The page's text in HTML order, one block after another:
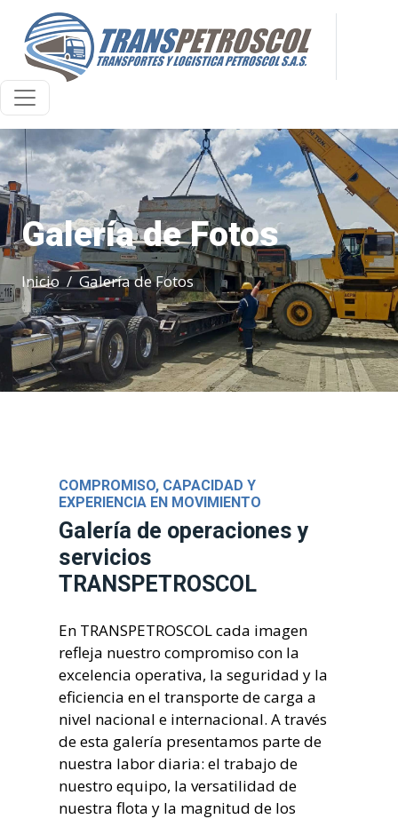
Galería de Fotos
Inicio Galería de Fotos
COMPROMISO, CAPACIDAD Y
EXPERIENCIA EN MOVIMIENTO
Galería de operaciones y
servicios
TRANSPETROSCOL
En TRANSPETROSCOL cada imagen
refleja nuestro compromiso con la
excelencia operativa, la seguridad y la
eficiencia en el transporte de carga a
nivel nacional e internacional. A través
de esta galería presentamos parte de
nuestra labor diaria: el trabajo de
nuestro equipo, la versatilidad de
nuestra flota y la magnitud de los